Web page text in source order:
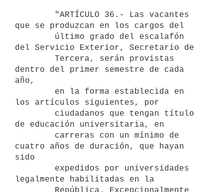
que se produzcan en los cargos del
del Servicio Exterior, Secretario de
dentro del primer semestre de cada
año,
los artículos siguientes, por
de educación universitaria, en
cuatro años de duración, que hayan
sido
legalmente habilitadas en la